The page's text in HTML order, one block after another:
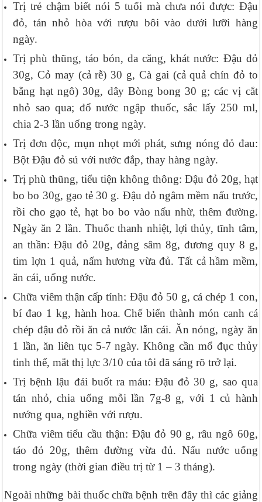
Trị trẻ chậm biết nói 5 tuổi mà chưa nói được: Ðậu
đỏ, tán nhỏ hòa với rượu bôi vào dưới lưỡi hàng
ngày.
Trị phù thũng, táo bón, da căng, khát nước: Ðậu đỏ
30g, Cỏ may (cả rễ) 30 g, Cà gai (cả quả chín đỏ to
bằng hạt ngô) 30g, dây Bòng bong 30 g; các vị cắt
nhỏ sao qua; đổ nước ngập thuốc, sắc lấy 250 ml,
chia 2-3 lần uống trong ngày.
Trị đơn độc, mụn nhọt mới phát, sưng nóng đỏ đau:
Bột Ðậu đỏ sú với nước đắp, thay hàng ngày.
Trị phù thũng, tiểu tiện không thông: Đậu đỏ 20g, hạt
bo bo 30g, gạo tẻ 30 g. Đậu đỏ ngâm mềm nấu trước,
rồi cho gạo tẻ, hạt bo bo vào nấu nhừ, thêm đường.
Ngày ăn 2 lần. Thuốc thanh nhiệt, lợi thủy, tĩnh tâm,
an thần: Đậu đỏ 20g, đảng sâm 8g, đương quy 8 g,
tim lợn 1 quả, nấm hương vừa đủ. Tất cả hầm mềm,
ăn cái, uống nước.
Chữa viêm thận cấp tính: Đậu đỏ 50 g, cá chép 1 con,
bí đao 1 kg, hành hoa. Chế biến thành món canh cá
chép đậu đỏ rồi ăn cả nước lẫn cái. Ăn nóng, ngày ăn
1 lần, ăn liên tục 5-7 ngày. Không cần mổ đục thủy
tinh thể, mắt thị lực 3/10 của tôi đã sáng rõ trở lại.
Trị bệnh lậu đái buốt ra máu: Ðậu đỏ 30 g, sao qua
tán nhỏ, chia uống mỗi lần 7g-8 g, với 1 củ hành
nướng qua, nghiền với rượu.
Chữa viêm tiểu cầu thận: Đậu đỏ 90 g, râu ngô 60g,
táo đỏ 20g, thêm đường vừa đủ. Nấu nước uống
trong ngày (thời gian điều trị từ 1 – 3 tháng).
Ngoài những bài thuốc chữa bệnh trên đây thì các giảng